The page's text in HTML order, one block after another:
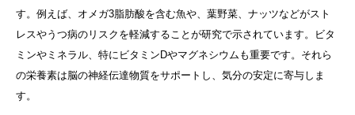
す。例えば、オメガ3脂肪酸を含む魚や、葉野菜、ナッツなどがスト
レスやうつ病のリスクを軽減することが研究で示されています。ビタ
ミンやミネラル、特にビタミン Dやマグネシウムも重要です。それら
の栄養素は脳の神経伝達物質をサポートし、気分の安定に寄与しま
す。